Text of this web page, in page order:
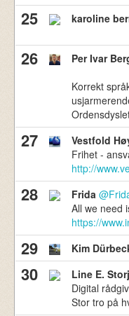
25 karoline
26 Per Ivar
Korrekt
27 Vestfold
Frihet -
http://
28 Frida
All we need
https://
29 Kim
30 Line E.
Digital
Stor tro på